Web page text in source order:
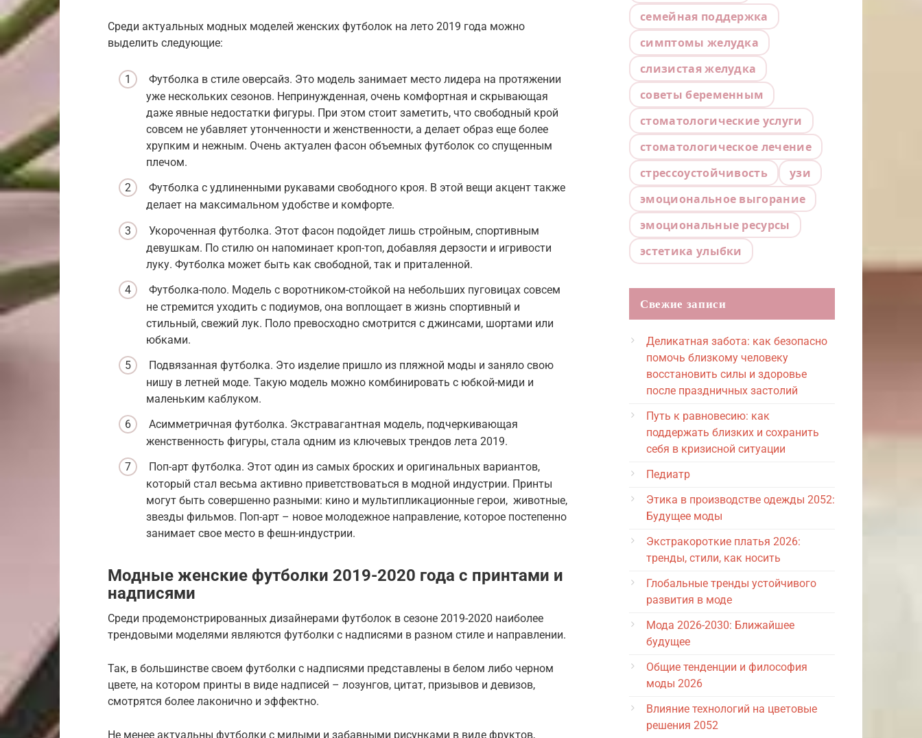
Среди актуальных модных моделей женских футболок на лето 2019 года можно
выделить следующие:
Футболка в стиле оверсайз. Это модель занимает место лидера на протяжении
уже нескольких сезонов. Непринужденная, очень комфортная и скрывающая
даже явные недостатки фигуры. При этом стоит заметить, что свободный крой
совсем не убавляет утонченности и женственности, а делает образ еще более
хрупким и нежным. Очень актуален фасон объемных футболок со спущенным
плечом.
Футболка с удлиненными рукавами свободного кроя. В этой вещи акцент также
делает на максимальном удобстве и комфорте.
Укороченная футболка. Этот фасон подойдет лишь стройным, спортивным
девушкам. По стилю он напоминает кроп-топ, добавляя дерзости и игривости
луку. Футболка может быть как свободной, так и приталенной.
Футболка-поло. Модель с воротником-стойкой на небольших пуговицах совсем
не стремится уходить с подиумов, она воплощает в жизнь спортивный и
стильный, свежий лук. Поло превосходно смотрится с джинсами, шортами или
юбками.
Подвязанная футболка. Это изделие пришло из пляжной моды и заняло свою
нишу в летней моде. Такую модель можно комбинировать с юбкой-миди и
маленьким каблуком.
Асимметричная футболка. Экстравагантная модель, подчеркивающая
женственность фигуры, стала одним из ключевых трендов лета 2019.
Поп-арт футболка. Этот один из самых броских и оригинальных вариантов,
который стал весьма активно приветствоваться в модной индустрии. Принты
могут быть совершенно разными: кино и мультипликационные герои, животные,
звезды фильмов. Поп-арт – новое молодежное направление, которое постепенно
занимает свое место в фешн-индустрии.
Модные женские футболки 2019-2020 года с принтами и
надписями
Среди продемонстрированных дизайнерами футболок в сезоне 2019-2020 наиболее
трендовыми моделями являются футболки с надписями в разном стиле и направлении.
Так, в большинстве своем футболки с надписями представлены в белом либо черном
цвете, на котором принты в виде надписей – лозунгов, цитат, призывов и девизов,
смотрятся более лаконично и эффектно.
Не менее актуальны футболки с милыми и забавными рисунками в виде фруктов,
семейная поддержка
симптомы желудка
слизистая желудка
советы беременным
стоматологические услуги
стоматологическое лечение
стрессоустойчивость
узи
эмоциональное выгорание
эмоциональные ресурсы
эстетика улыбки
Свежие записи
Деликатная забота: как безопасно
помочь близкому человеку
восстановить силы и здоровье
после праздничных застолий
Путь к равновесию: как
поддержать близких и сохранить
себя в кризисной ситуации
Педиатр
Этика в производстве одежды 2052:
Будущее моды
Экстракороткие платья 2026:
тренды, стили, как носить
Глобальные тренды устойчивого
развития в моде
Мода 2026-2030: Ближайшее
будущее
Общие тенденции и философия
моды 2026
Влияние технологий на цветовые
решения 2052